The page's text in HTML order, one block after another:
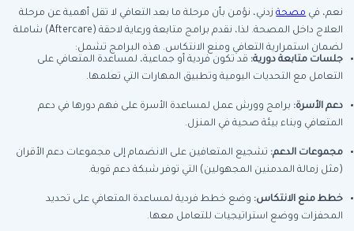
نعم، في مصحةزدني، نؤمن بأن مرحلة ما بعد التعافي لا تقل أهمية عن مرحلة
العلاج داخل المصحة. لذا، نقدم برامج متابعة ورعاية لاحقة (Aftercare) شاملة
لضمان استمرارية التعافي ومنع الانتكاس. هذه البرامج تشمل:
جلسات متابعة دورية: قد تكون فردية أو جماعية، لمساعدة المتعافي على
التعامل مع التحديات اليومية وتطبيق المهارات التي تعلمها.
دعم الأسرة: برامج وورش عمل لمساعدة الأسرة على فهم دورها في دعم
المتعافي وبناء بيئة صحية في المنزل.
مجموعات الدعم: تشجيع المتعافين على الانضمام إلى مجموعات دعم الأقران
(مثل زمالة المدمنين المجهولين) التي توفر شبكة دعم قوية.
خطط منع الانتكاس: وضع خطط فردية لمساعدة المتعافي على تحديد
المحفزات ووضع استراتيجيات للتعامل معها.